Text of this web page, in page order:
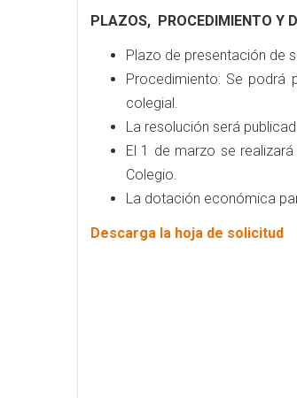
PLAZOS, PROCEDIMIENTO Y
Plazo de presentación de
Procedimiento: Se podrá
colegial.
La resolución será
El 1 de marzo se
Colegio.
La dotación económica
Descarga la hoja de solicitud